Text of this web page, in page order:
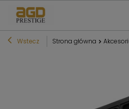
Wstecz Strona główna